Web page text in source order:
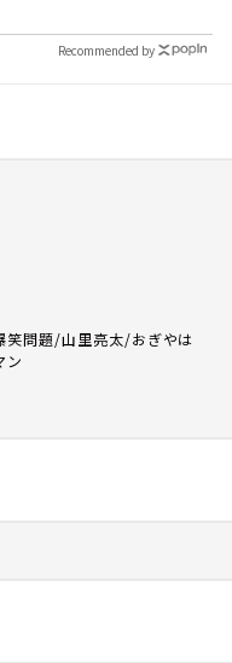
Recommended by
笑問題/山里亮太/おぎやは
ン